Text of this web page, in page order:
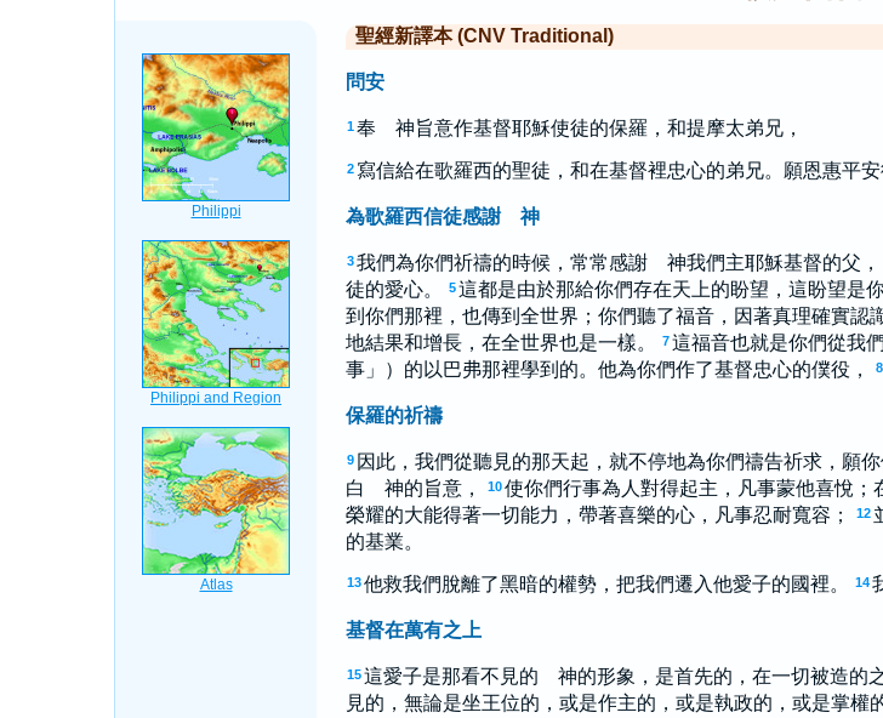
聖經新譯本 (CNV Traditional)
問安
1 奉 神旨意作基督耶穌使徒的保羅，和提摩太弟兄，
2 寫信給在歌羅西的聖徒，和在基督裡忠心的弟兄。願恩惠平
為歌羅西信徒感謝 神
3 我們為你們祈禱的時候，常常感謝 神我們主耶穌基督的父，
徒的愛心。
5 這都是由於那給你們存在天上的盼望，這盼望是
到你們那裡，也傳到全世界；你們聽了福音，因著真理確實
地結果和增長，在全世界也是一樣。
7 這福音也就是你們從我
事」）的以巴弗那裡學到的。他為你們作了基督忠心的僕役，
8
保羅的祈禱
9 因此，我們從聽見的那天起，就不停地為你們禱告祈求，願
白 神的旨意，
10 使你們行事為人對得起主，凡事蒙他喜悅；
榮耀的大能得著一切能力，帶著喜樂的心，凡事忍耐寬容；
12
的基業。
13 他救我們脫離了黑暗的權勢，把我們遷入他愛子的國裡。 14
基督在萬有之上
15 這愛子是那看不見的 神的形象，是首先的，在一切被造的之
見的，無論是坐王位的，或是作主的，或是執政的，或是掌